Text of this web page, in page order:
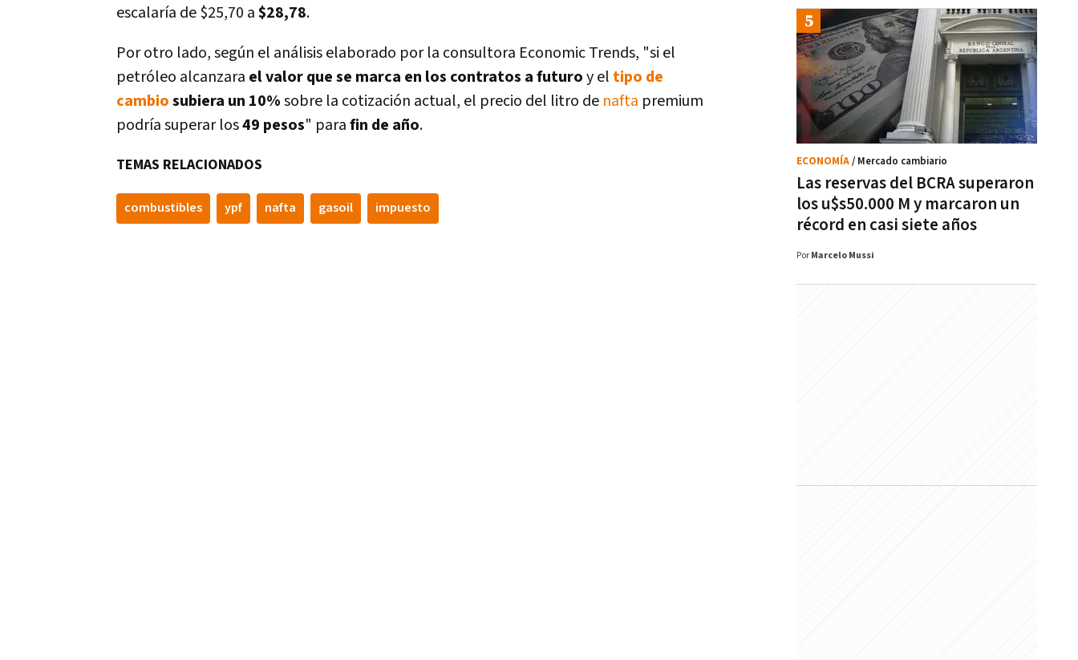
escalarí­a de $25,70 a$28,78.
Por otro lado, según el análisis elaborado por la consultora Economic Trends, "si el
petróleo alcanzara el valor que se marca en los contratos a futuroy el tipo de
cambiosubiera un 10%sobre la cotización actual, el precio del litro de nafta premium
podrí­a superar los49 pesos" parafin de año.
TEMAS RELACIONADOS
combustibles ypf nafta gasoil impuesto
Las reservas del BCRA superaron
los u$s50.000 M y marcaron un
récord en casi siete años
ECONOMÍA/ Mercado cambiario
Por Marcelo Mussi